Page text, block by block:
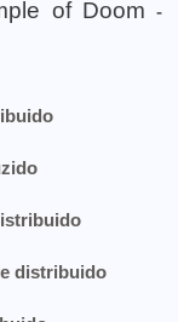
of Doom -
distribuido